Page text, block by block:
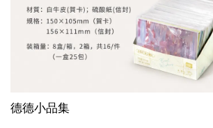
德德小品集